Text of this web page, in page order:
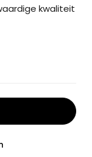
kwaliteit